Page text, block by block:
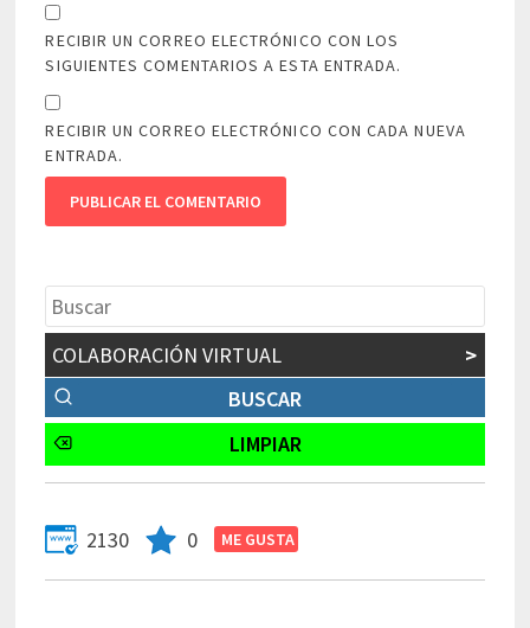
RECIBIR UN CORREO ELECTRÓNICO CON LOS
SIGUIENTES COMENTARIOS A ESTA ENTRADA.
RECIBIR UN CORREO ELECTRÓNICO CON CADA NUEVA
ENTRADA.
COLABORACIÓN VIRTUAL >
2130 0